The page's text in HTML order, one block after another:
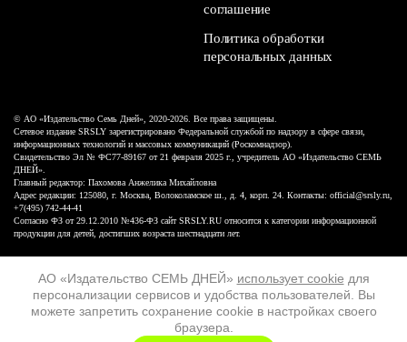
АО «Издательство СЕМЬ ДНЕЙ» использует cookie для
персонализации сервисов и удобства пользователей. Вы
можете запретить сохранение cookie в настройках своего
браузера.
соглашение
Политика обработки
персональных данных
16+
© АО «Издательство Семь Дней», 2020-2026. Все права защищены.
Сетевое издание SRSLY зарегистрировано Федеральной службой по надзору в сфере связи,
информационных технологий и массовых коммуникаций (Роскомнадзор).
Свидетельство Эл № ФС77-89167 от 21 февраля 2025 г., учредитель АО «Издательство СЕМЬ
ДНЕЙ».
Главный редактор: Пахомова Анжелика Михайловна
Адрес редакции: 125080, г. Москва, Волоколамское ш., д. 4, корп. 24. Контакты: official@srsly.ru,
+7(495) 742-44-41
Согласно ФЗ от 29.12.2010 №436-ФЗ сайт SRSLY.RU относится к категории информационной
продукции для детей, достигших возраста шестнадцати лет.